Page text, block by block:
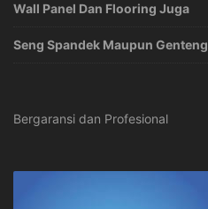
Wall Panel Dan Flooring Juga
Seng Spandek Maupun Genteng
Bergaransi dan Profesional